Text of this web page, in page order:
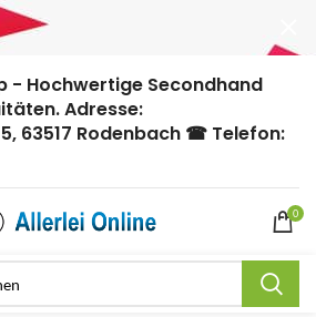
- Hochwertige Secondhand
Adresse:
63517 Rodenbach ☎ Telefon:
0